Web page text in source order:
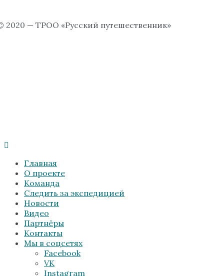
2020 — ТРОО «Русский путешественник»
Главная
О проекте
Команда
Следить за экспедицией
Новости
Видео
Партнёры
Контакты
Мы в соцсетях
Facebook
VK
Instagram